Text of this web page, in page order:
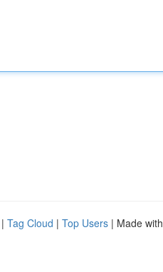
| Tag Cloud | Top Users | Made with